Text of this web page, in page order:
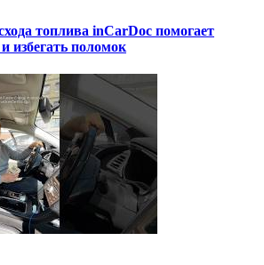
топлива inCarDoc помогает
избегать поломок